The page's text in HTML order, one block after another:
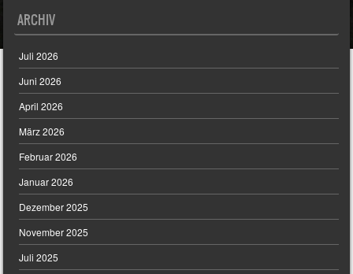
ARCHIV
Juli 2026
Juni 2026
April 2026
März 2026
Februar 2026
Januar 2026
Dezember 2025
November 2025
Juli 2025